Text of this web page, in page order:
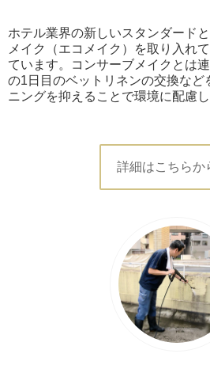
ホテル業界の新しいスタンダード
メイク（エコメイク）を取り入れ
ています。コンサーブメイクとは
の1日目のベットリネンの交換など
ニングを抑えることで環境に配慮
詳細はこちら